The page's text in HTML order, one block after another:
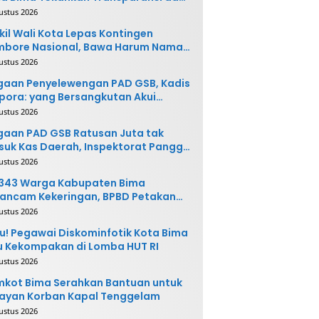
2026
Wali Kota Lepas Kontingen
Nasional, Bawa Harum Nama
Bima
2026
Penyelewengan PAD GSB, Kadis
yang Bersangkutan Akui
dan Siap
2026
PAD GSB Ratusan Juta tak
Kas Daerah, Inspektorat Panggil
Terkait
2026
Warga Kabupaten Bima
Kekeringan, BPBD Petakan
Rawan
2026
Pegawai Diskominfotik Kota Bima
Kekompakan di Lomba HUT RI
2026
Bima Serahkan Bantuan untuk
Korban Kapal Tenggelam
2026